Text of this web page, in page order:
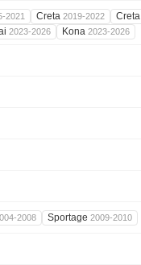
2021 Creta 2019-2022 Creta
2023-2026 Kona 2023-2026
2008 Sportage 2009-2010